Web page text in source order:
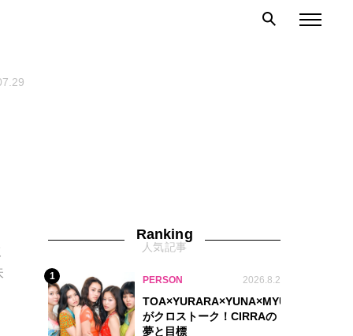
Ranking
人気記事
1 PERSON 2026.8.2
TOA×YURARA×YUNA×MYU.Y×MANON
がクロストーク！CIRRAの
夢と目標